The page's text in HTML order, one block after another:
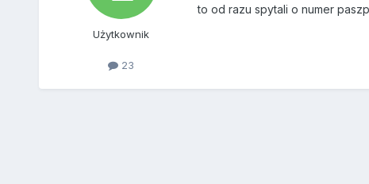
Użytkownik
23
to od razu spytali o numer